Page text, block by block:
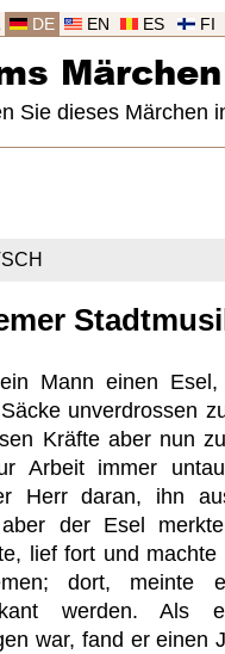
FI
ES
EN
DE
Märchen
Sie dieses Märchen
Mann einen
unverdrossen
Kräfte aber nun
Arbeit immer
Herr daran, ihn
aber der Esel
lief fort und
dort, meinte
werden. Als
war, fand er einen